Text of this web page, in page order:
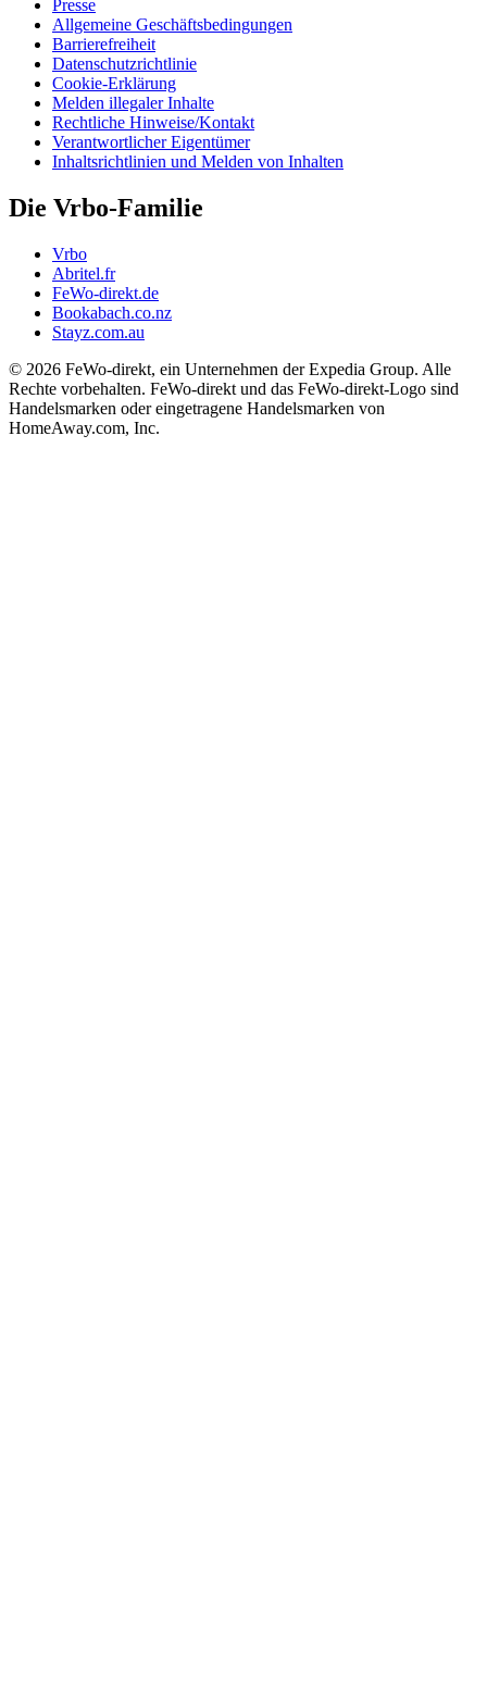
Presse
Allgemeine Geschäftsbedingungen
Barrierefreiheit
Datenschutzrichtlinie
Cookie-Erklärung
Melden illegaler Inhalte
Rechtliche Hinweise/Kontakt
Verantwortlicher Eigentümer
Inhaltsrichtlinien und Melden von Inhalten
Die Vrbo-Familie
Vrbo
Abritel.fr
FeWo-direkt.de
Bookabach.co.nz
Stayz.com.au
© 2026 FeWo-direkt, ein Unternehmen der Expedia Group. Alle
Rechte vorbehalten. FeWo-direkt und das FeWo-direkt-Logo sind
Handelsmarken oder eingetragene Handelsmarken von
HomeAway.com, Inc.